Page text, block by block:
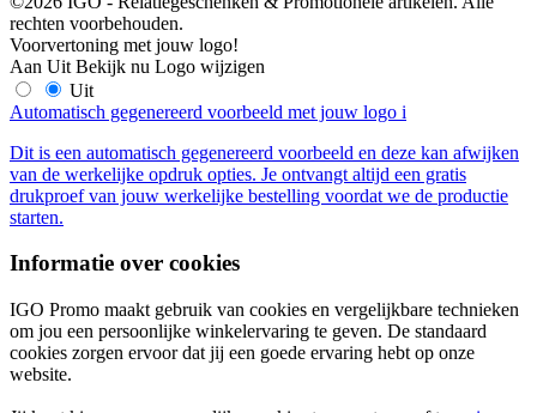
rechten voorbehouden.
Voorvertoning met jouw logo!
Aan Uit Bekijk nu Logo wijzigen
Uit
Automatisch gegenereerd voorbeeld met jouw logo i
Dit is een automatisch gegenereerd voorbeeld en deze kan afwijken
van de werkelijke opdruk opties. Je ontvangt altijd een gratis
drukproef van jouw werkelijke bestelling voordat we de productie
starten.
Informatie over cookies
IGO Promo maakt gebruik van cookies en vergelijkbare technieken
om jou een persoonlijke winkelervaring te geven. De standaard
cookies zorgen ervoor dat jij een goede ervaring hebt op onze
website.